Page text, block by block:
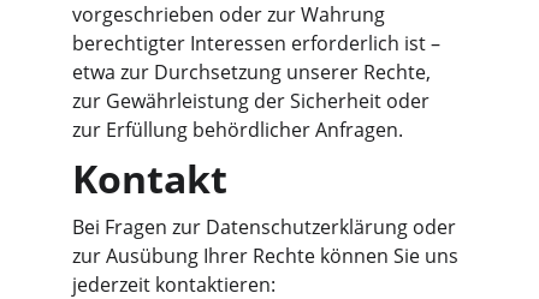
vorgeschrieben oder zur Wahrung
berechtigter Interessen erforderlich ist –
etwa zur Durchsetzung unserer Rechte,
zur Gewährleistung der Sicherheit oder
zur Erfüllung behördlicher Anfragen.
Kontakt
Bei Fragen zur Datenschutzerklärung oder
zur Ausübung Ihrer Rechte können Sie uns
jederzeit kontaktieren: